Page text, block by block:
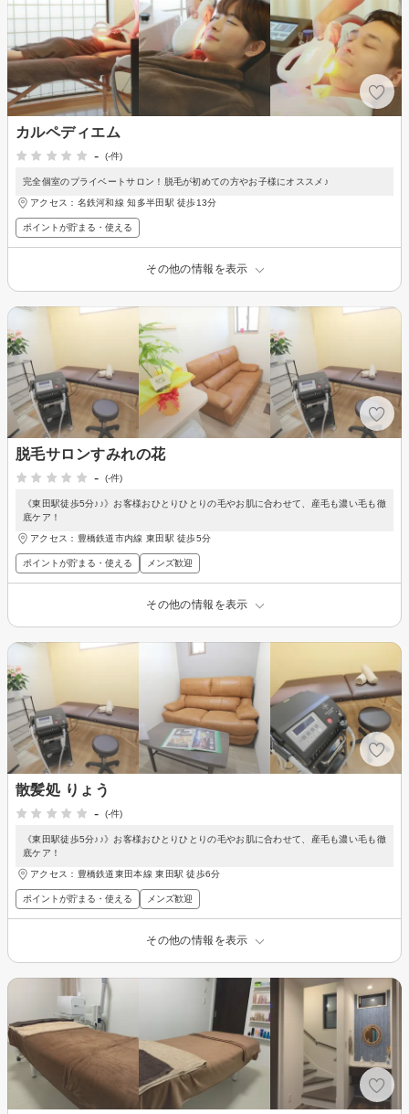
カルペディエム
-
(-件)
完全個室のプライベートサロン！脱毛が初めての方やお子様にオススメ♪
アクセス：名鉄河和線 知多半田駅 徒歩13分
ポイントが貯まる・使える
その他の情報を表示
脱毛サロンすみれの花
-
(-件)
《東田駅徒歩5分♪♪》お客様おひとりひとりの毛やお肌に合わせて、産毛も濃い毛も徹
底ケア！
アクセス：豊橋鉄道市内線 東田駅 徒歩5分
ポイントが貯まる・使える メンズ歓迎
その他の情報を表示
散髪処 りょう
-
(-件)
《東田駅徒歩5分♪♪》お客様おひとりひとりの毛やお肌に合わせて、産毛も濃い毛も徹
底ケア！
アクセス：豊橋鉄道東田本線 東田駅 徒歩6分
ポイントが貯まる・使える メンズ歓迎
その他の情報を表示